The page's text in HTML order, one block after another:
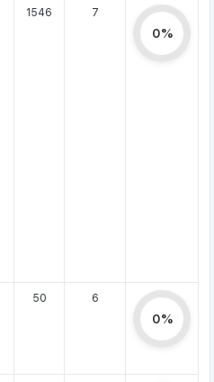
1546 7
0%
50 6
0%